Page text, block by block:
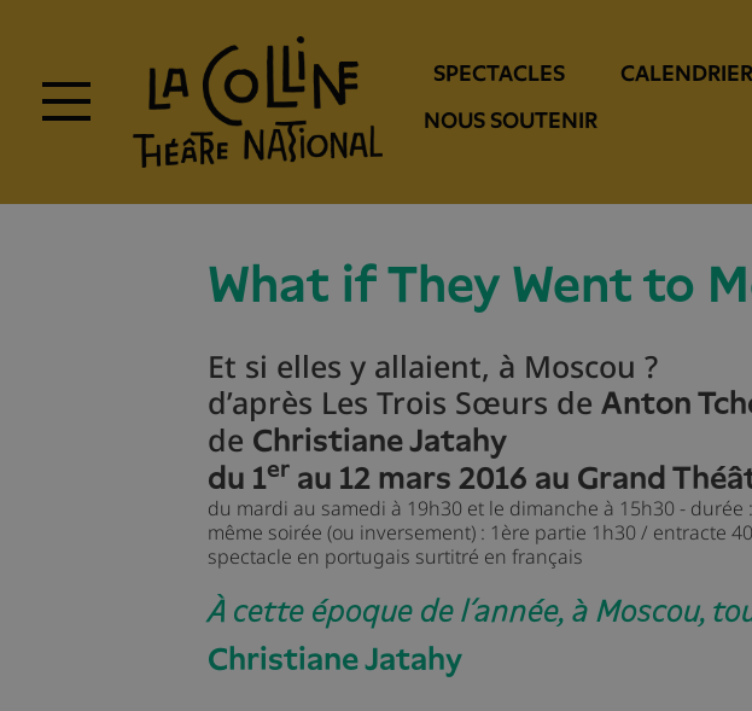
principal
SPECTACLES CALENDRIER
NOUS SOUTENIR
What if They Went to
Et si elles y allaient, à Moscou ?
d’après Les Trois Sœurs de Anton
de Christiane Jatahy
du 1er au 12 mars 2016 au Grand
du mardi au samedi à 19h30 et le dimanche à 15h30 -
même soirée (ou inversement) : 1ère partie 1h30 / entracte
spectacle en portugais surtitré en français
À cette époque de l’année, à Moscou,
Christiane Jatahy